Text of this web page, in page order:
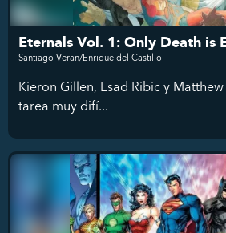
Eternals Vol. 1: Only Death is
Santiago Veran/Enrique del Castillo
Kieron Gillen, Esad Ribic y
tarea muy difí...